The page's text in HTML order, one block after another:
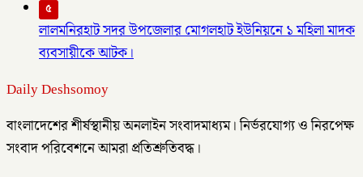
৫
লালমনিরহাট সদর উপজেলার মোগলহাট ইউনিয়নে ১ মহিলা মাদক
ব্যবসায়ীকে আটক।
Daily Deshsomoy
বাংলাদেশের শীর্ষস্থানীয় অনলাইন সংবাদমাধ্যম। নির্ভরযোগ্য ও নিরপেক্ষ
সংবাদ পরিবেশনে আমরা প্রতিশ্রুতিবদ্ধ।